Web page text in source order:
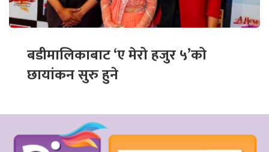
बडीमालिकाबाट ‘ए मेरो हजुर ५’को
छायांकन सुरु हुने